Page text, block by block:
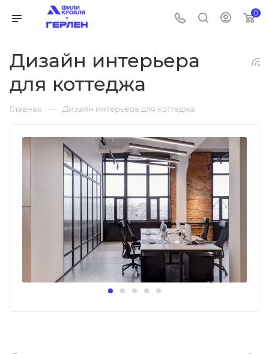
0
Дизайн интерьера
для коттеджа
Главная — Дизайн интерьера для коттеджа